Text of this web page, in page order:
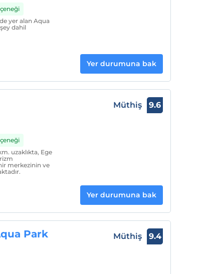
yer alan Aqua
dahil
Yer durumuna bak
uzaklıkta, Ege
merkezinin ve
Müthiş 9.6
Yer durumuna bak
Park
Müthiş 9.4